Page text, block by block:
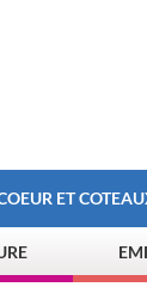
ET